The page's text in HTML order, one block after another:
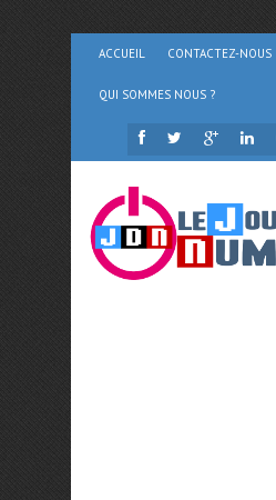
ACCUEIL CONTACTEZ-NOUS
QUI SOMMES NOUS ?